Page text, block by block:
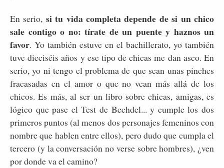
En serio, si tu vida completa depende de si un chico
sale contigo o no: tírate de un puente y haznos un
favor. Yo también estuve en el bachillerato, yo también
tuve dieciséis años y ese tipo de chicas me dan asco. En
serio, yo ni tengo el problema de que sean unas pinches
fracasadas en el amor o que no vean más allá de los
chicos. Es más, al ser un libro sobre chicas, amigas, es
lógico que pase el Test de Bechdel... y cumple los dos
primeros puntos (al menos dos personajes femeninos con
nombre que hablen entre ellos), pero dudo que cumpla el
tercero (y la conversación no verse sobre hombres), ¿ven
por donde va el camino?